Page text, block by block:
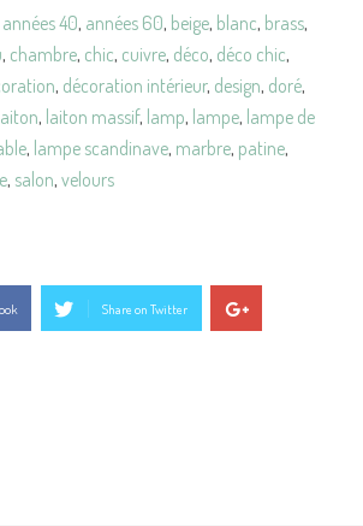
années 40, années 60, beige, blanc, brass,
, chambre, chic, cuivre, déco, déco chic,
, décoration intérieur, design, doré,
laiton, laiton massif, lamp, lampe, lampe de
, lampe scandinave, marbre, patine,
, salon, velours
Share on Twitter